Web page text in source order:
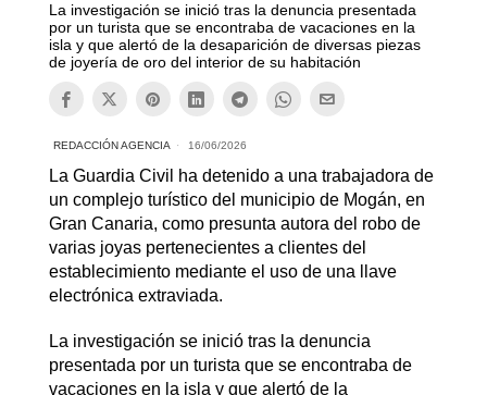
La investigación se inició tras la denuncia presentada
por un turista que se encontraba de vacaciones en la
isla y que alertó de la desaparición de diversas piezas
de joyería de oro del interior de su habitación
REDACCIÓN AGENCIA 16/06/2026
La Guardia Civil ha detenido a una trabajadora de
un complejo turístico del municipio de Mogán, en
Gran Canaria, como presunta autora del robo de
varias joyas pertenecientes a clientes del
establecimiento mediante el uso de una llave
electrónica extraviada.
La investigación se inició tras la denuncia
presentada por un turista que se encontraba de
vacaciones en la isla y que alertó de la